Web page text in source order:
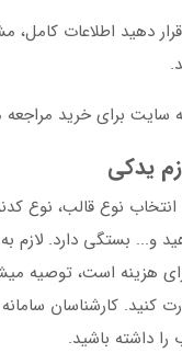
دهید اطلاعات
سایت برای خرید
یدکی
انتخاب نوع قالب،
و... بستگی دارد.
هزینه است، توصیه
کارشناسان سامانه
را داشته باشید.